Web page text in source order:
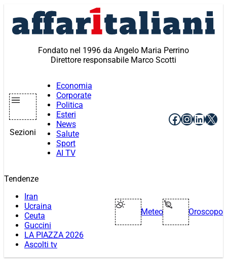
contenuto
Fondato nel 1996 da Angelo Maria Perrino
Direttore responsabile Marco Scotti
Sezioni
Economia
Corporate
Politica
Esteri
News
Salute
Sport
AI TV
Facebook
X
Tendenze
Iran
Ucraina
Ceuta
Guccini
LA PIAZZA 2026
Ascolti tv
Meteo Oroscopo